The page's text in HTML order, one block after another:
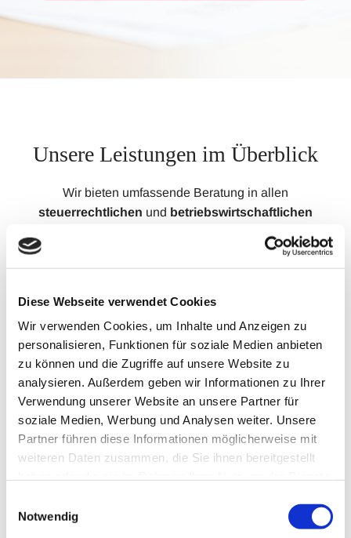
Diese Webseite verwendet Cookies
Wir verwenden Cookies, um Inhalte und Anzeigen zu
personalisieren, Funktionen für soziale Medien anbieten
zu können und die Zugriffe auf unsere Website zu
analysieren. Außerdem geben wir Informationen zu Ihrer
Verwendung unserer Website an unsere Partner für
soziale Medien, Werbung und Analysen weiter. Unsere
Partner führen diese Informationen möglicherweise mit
weiteren Daten zusammen, die Sie ihnen bereitgestellt
Notwendig
Unsere Leistungen im Überblick
Wir bieten umfassende Beratung in allen
steuerrechtlichen und betriebswirtschaftlichen
anspruchsvollen Aufgaben für Sie. Mit unserem
umfangreichen Fachwissen, insbesondere in den
Seite, um Sie durch die vielschichtigen Anforderungen
der steuerlichen Angelegenheiten zu begleiten:
Steuererklärungen für Unternehmen
und Privatpersonen
Vertretung vor Finanzbehörden und
Erstellung der Lohn- und